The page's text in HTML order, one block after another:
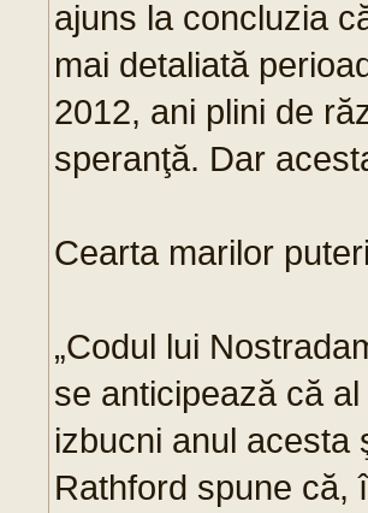
ajuns la concluzia
mai detaliată
2012, ani plini de
speranţă. Dar
Cearta marilor
„Codul lui
se anticipează că
izbucni anul acesta
Rathford spune că,